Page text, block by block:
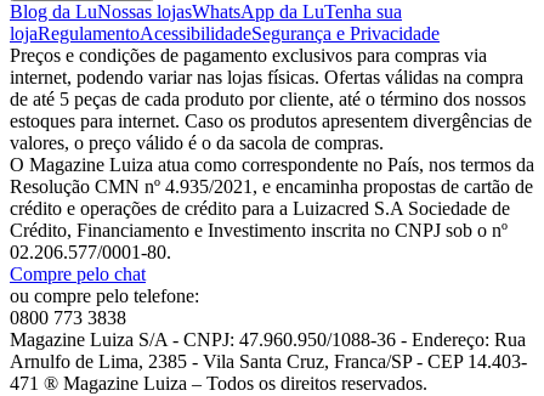
Blog da LuNossas lojasWhatsApp da LuTenha sua
lojaRegulamentoAcessibilidadeSegurança e Privacidade
Preços e condições de pagamento exclusivos para compras via
internet, podendo variar nas lojas físicas. Ofertas válidas na compra
de até 5 peças de cada produto por cliente, até o término dos nossos
estoques para internet. Caso os produtos apresentem divergências de
valores, o preço válido é o da sacola de compras.
O Magazine Luiza atua como correspondente no País, nos termos da
Resolução CMN nº 4.935/2021, e encaminha propostas de cartão de
crédito e operações de crédito para a Luizacred S.A Sociedade de
Crédito, Financiamento e Investimento inscrita no CNPJ sob o nº
02.206.577/0001-80.
Compre pelo chat
ou compre pelo telefone:
0800 773 3838
Magazine Luiza S/A - CNPJ: 47.960.950/1088-36 - Endereço: Rua
Arnulfo de Lima, 2385 - Vila Santa Cruz, Franca/SP - CEP 14.403-
471 ® Magazine Luiza – Todos os direitos reservados.